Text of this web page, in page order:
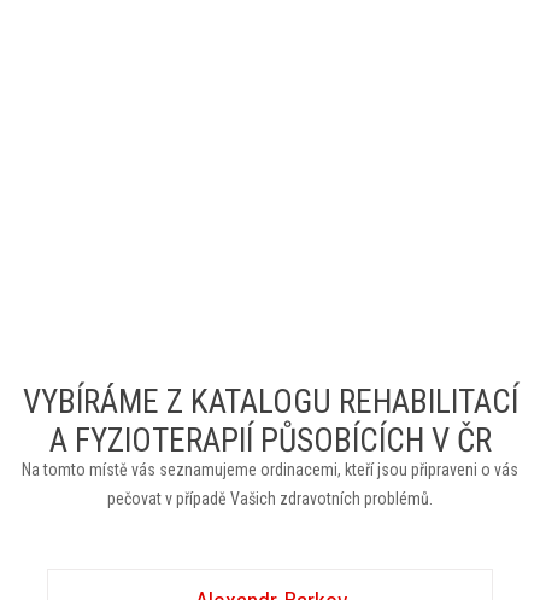
VYBÍRÁME Z KATALOGU REHABILITACÍ
A FYZIOTERAPIÍ PŮSOBÍCÍCH V ČR
Na tomto místě vás seznamujeme ordinacemi, kteří jsou připraveni o vás
pečovat v případě Vašich zdravotních problémů.